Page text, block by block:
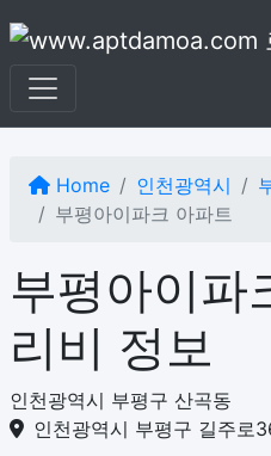
Home 인천광역시
부평아이파크 아파트
부평아이파
리비 정보
인천광역시 부평구 산곡동
인천광역시 부평구 길주로